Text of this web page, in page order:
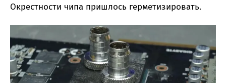
Окрестности чипа пришлось герметизировать.